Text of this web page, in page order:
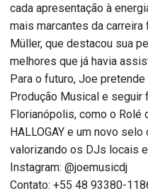
cada apresentação à
mais marcantes da
Müller, que destacou sua
melhores que já havia
Para o futuro, Joe
Produção Musical e
Florianópolis, como o Rolé
HALLOGAY e um novo
valorizando os DJs locais
Instagram: @joemusicdj
Contato: +55 48 93380-